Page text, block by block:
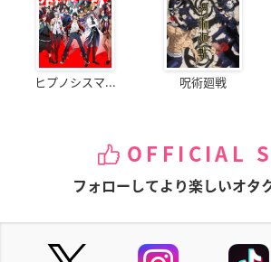
ヒプノシスマ... 呪術廻戦
OFFICIAL
フォローしてより楽しいオタ